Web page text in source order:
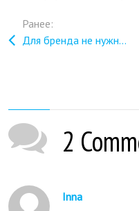
Ранее:
Для бренда не нужна реклама
2
Inna